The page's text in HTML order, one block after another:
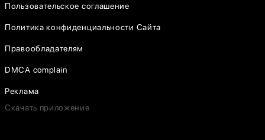
Пользовательское соглашение
Политика конфиденциальности Сайта
Правообладателям
DMCA complain
Реклама
Скачать приложение